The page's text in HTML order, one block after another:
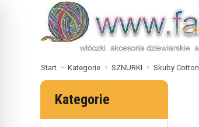
Start Kategorie SZNURKI Skuby Cotton
Kategorie